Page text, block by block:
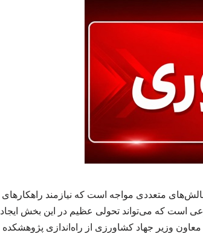
متعددی مواجه است که نیازمند راهکارهای
است که می‌تواند تحولی عظیم در این بخش ایجاد
وزیر جهاد کشاورزی از راه‌اندازی پژوهشکده